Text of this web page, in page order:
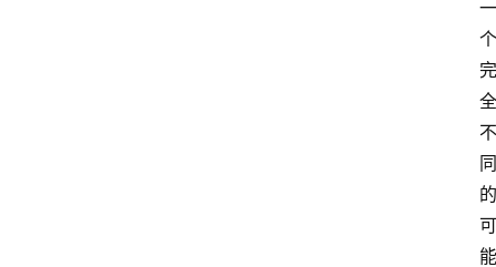
一
个
完
全
不
同
的
可
能